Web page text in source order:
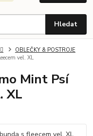
Hledat
OBLEČKY & POSTROJE
vel. XL
Mint Psí
XL